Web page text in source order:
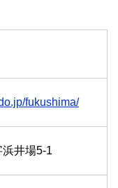
fukushima/
井場5-1